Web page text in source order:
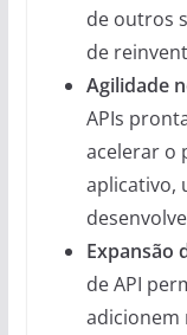
de outros
de
Agilidade
APIs
acelerar o
aplicativo,
Expansão
de API
adicionem